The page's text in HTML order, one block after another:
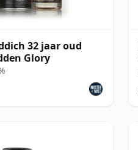
32 jaar oud
Glory